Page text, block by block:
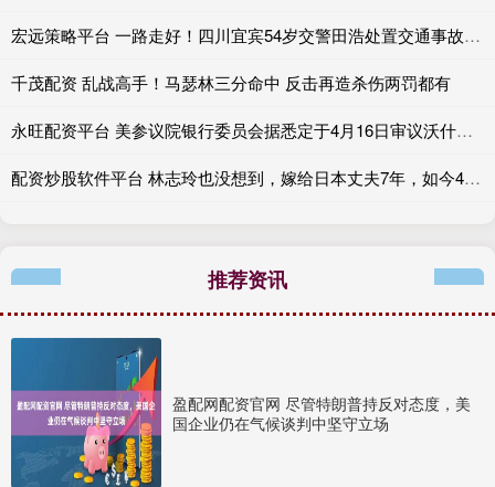
宏远策略平台 一路走好！四川宜宾54岁交警田浩处置交通事故时因公牺牲
千茂配资 乱战高手！马瑟林三分命中 反击再造杀伤两罚都有
永旺配资平台 美参议院银行委员会据悉定于4月16日审议沃什美联储主席提名
配资炒股软件平台 林志玲也没想到，嫁给日本丈夫7年，如今4岁儿子竟成了她的救赎
推荐资讯
盈配网配资官网 尽管特朗普持反对态度，美
国企业仍在气候谈判中坚守立场